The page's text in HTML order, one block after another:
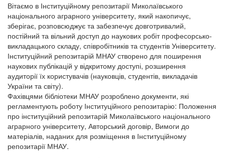
Вітаємо в Інституційному репозитарії Миколаївського
національного аграрного університету, який накопичує,
зберігає, розповсюджує та забезпечує довготривалий,
постійний та вільний доступ до наукових робіт професорсько-
викладацького складу, співробітників та студентів Університету.
Інституційний репозитарій МНАУ створено для поширення
наукових публікацій у відкритому доступі, розширення
аудиторії їх користувачів (науковців, студентів, викладачів
України та світу).
Фахівцями бібліотеки МНАУ розроблено документи, які
регламентують роботу Інституційного репозитарію: Положення
про інституційний репозитарій Миколаївського національного
аграрного університету, Авторський договір, Вимоги до
матеріалів, наданих для розміщення в Інституційному
репозитарії МНАУ.